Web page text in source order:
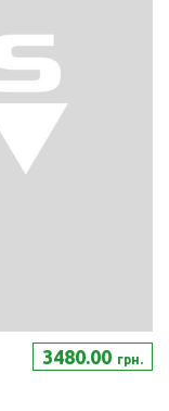
3480.00 грн.